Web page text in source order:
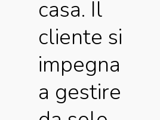
casa. Il
cliente si
impegna
a gestire